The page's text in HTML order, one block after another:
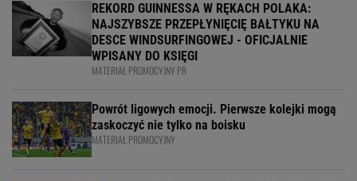
REKORD GUINNESSA W RĘKACH POLAKA:
NAJSZYBSZE PRZEPŁYNIĘCIĘ BAŁTYKU NA
DESCE WINDSURFINGOWEJ - OFICJALNIE
WPISANY DO KSIĘGI
MATERIAŁ PROMOCYJNY PR
Powrót ligowych emocji. Pierwsze kolejki mogą
zaskoczyć nie tylko na boisku
MATERIAŁ PROMOCYJNY